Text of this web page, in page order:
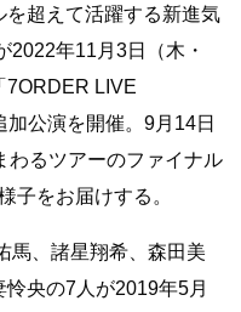
超えて活躍する新進気
2022年11月3日（木・
7ORDER LIVE
公演を開催。9月14日
わるツアーのファイナル
子をお届けする。
馬、諸星翔希、森田美
央の7人が2019年5月